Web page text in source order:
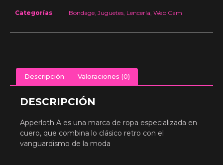
Categorías Bondage Juguetes Lencería Web Cam
Descripción Valoraciones (0)
DESCRIPCIÓN
Apperloth A es una marca de ropa especializada en
cuero, que combina lo clásico retro con el
vanguardismo de la moda